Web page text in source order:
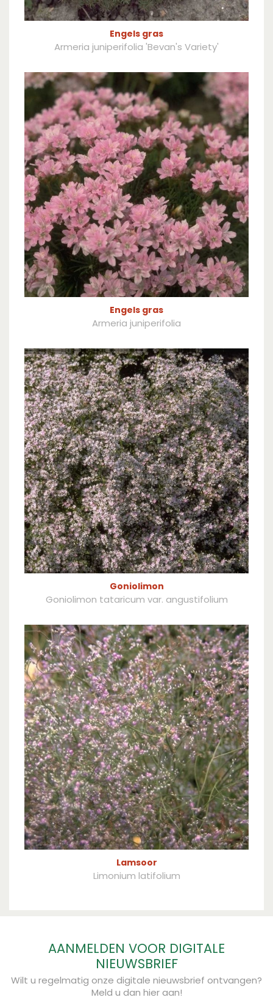
Engels gras
Armeria juniperifolia 'Bevan's Variety'
Engels gras
Armeria juniperifolia
Goniolimon
Goniolimon tataricum var. angustifolium
Lamsoor
Limonium latifolium
AANMELDEN VOOR DIGITALE
NIEUWSBRIEF
Wilt u regelmatig onze digitale nieuwsbrief ontvangen?
Meld u dan hier aan!